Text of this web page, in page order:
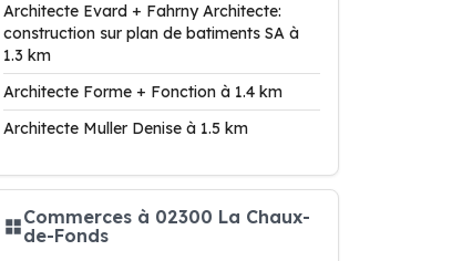
Architecte Evard + Fahrny Architecte:
construction sur plan de batiments SA à
1.3 km
Architecte Forme + Fonction à 1.4 km
Architecte Muller Denise à 1.5 km
Commerces à 02300 La Chaux-
de-Fonds